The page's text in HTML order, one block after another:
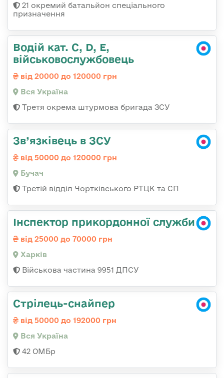
21 окремий батальйон спеціального
призначення
Водій кат. С, D, Е,
військовослужбовець
від 20000 до 120000 грн
Вся Україна
Третя окрема штурмова бригада ЗСУ
Зв’язківець в ЗСУ
від 50000 до 120000 грн
Бучач
Третій відділ Чортківського РТЦК та СП
Інспектор прикордонної служби
від 25000 до 70000 грн
Харків
Військова частина 9951 ДПСУ
Стрілець-снайпер
від 50000 до 192000 грн
Вся Україна
42 ОМБр